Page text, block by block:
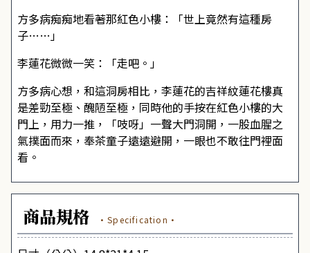
方多病痴痴地看著那紅色小樓：「世上竟然有這種房
子……」
李蓮花微微一笑：「走吧。」
方多病心想，和這洞房相比，李蓮花的吉祥紋蓮花樓真
是差勁至極、醜陋至極，同時他的手按在紅色小樓的大
門上，用力一推，「吱呀」一聲大門洞開，一股血腥之
氣撲面而來，奉茶童子遠遠避開，一眼也不敢往門裡面
看。
商品規格 ·Specification·